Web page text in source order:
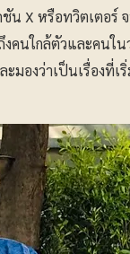
น X หรือทวิตเตอร์
งคนใกล้ตัวและคนใ
ะมองว่าเป็นเรื่องที่